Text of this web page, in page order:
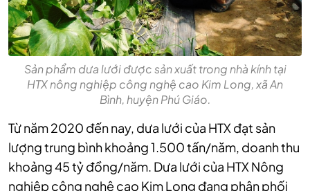
Sản phẩm dưa lưới được sản xuất trong nhà kính tại
HTX nông nghiệp công nghệ cao Kim Long, xã An
Bình, huyện Phú Giáo.
Từ năm 2020 đến nay, dưa lưới của HTX đạt sản
lượng trung bình khoảng 1.500 tấn/năm, doanh thu
khoảng 45 tỷ đồng/năm. Dưa lưới của HTX Nông
nghiệp công nghệ cao Kim Long đang phân phối